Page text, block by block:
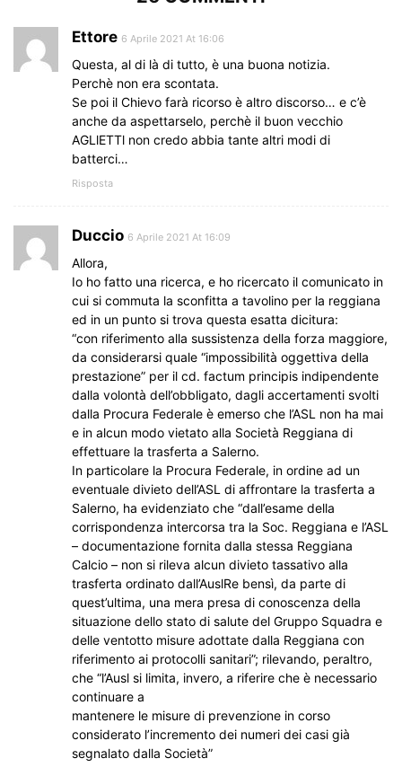
Ettore 6 Aprile 2021 At 16:06
Questa, al di là di tutto, è una buona notizia.
Perchè non era scontata.
Se poi il Chievo farà ricorso è altro discorso… e c’è
anche da aspettarselo, perchè il buon vecchio
AGLlETTl non credo abbia tante altri modi di
batterci…
Risposta
Duccio 6 Aprile 2021 At 16:09
Allora,
Io ho fatto una ricerca, e ho ricercato il comunicato in
cui si commuta la sconfitta a tavolino per la reggiana
ed in un punto si trova questa esatta dicitura:
“con riferimento alla sussistenza della forza maggiore,
da considerarsi quale “impossibilità oggettiva della
prestazione” per il cd. factum principis indipendente
dalla volontà dell’obbligato, dagli accertamenti svolti
dalla Procura Federale è emerso che l’ASL non ha mai
e in alcun modo vietato alla Società Reggiana di
effettuare la trasferta a Salerno.
In particolare la Procura Federale, in ordine ad un
eventuale divieto dell’ASL di affrontare la trasferta a
Salerno, ha evidenziato che “dall’esame della
corrispondenza intercorsa tra la Soc. Reggiana e l’ASL
– documentazione fornita dalla stessa Reggiana
Calcio – non si rileva alcun divieto tassativo alla
trasferta ordinato dall’AuslRe bensì, da parte di
quest’ultima, una mera presa di conoscenza della
situazione dello stato di salute del Gruppo Squadra e
delle ventotto misure adottate dalla Reggiana con
riferimento ai protocolli sanitari”; rilevando, peraltro,
che “l’Ausl si limita, invero, a riferire che è necessario
continuare a
mantenere le misure di prevenzione in corso
considerato l’incremento dei numeri dei casi già
segnalato dalla Società”